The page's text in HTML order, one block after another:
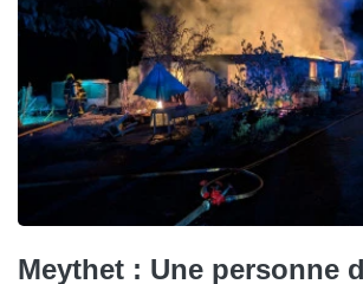
Meythet : Une personne